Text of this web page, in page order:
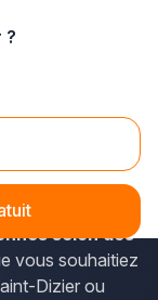
?
Haute-Marne ?
avec des
selon des
vous souhaitiez
Dizier ou